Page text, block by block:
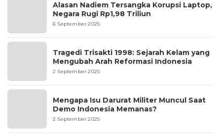
Alasan Nadiem Tersangka Korupsi Laptop,
Negara Rugi Rp1,98 Triliun
6 September 2025
Tragedi Trisakti 1998: Sejarah Kelam yang
Mengubah Arah Reformasi Indonesia
2 September 2025
Mengapa Isu Darurat Militer Muncul Saat
Demo Indonesia Memanas?
2 September 2025